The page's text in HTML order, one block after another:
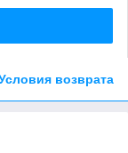
возврата